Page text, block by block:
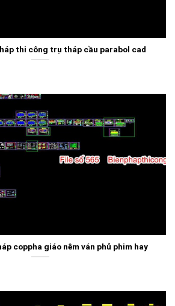
thi công trụ tháp cầu parabol cad
coppha giáo nêm ván phủ phim hay